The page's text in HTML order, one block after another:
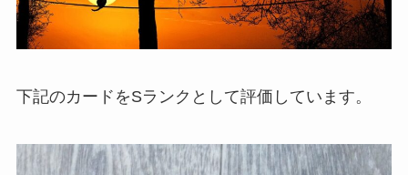
下記のカードをSランクとして評価しています。